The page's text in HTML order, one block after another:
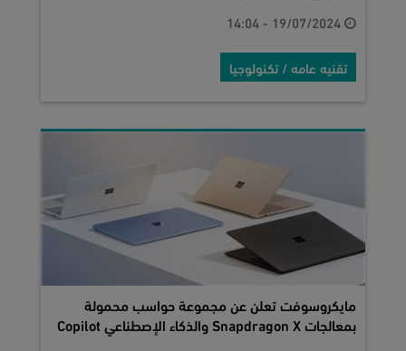
تقنيه عامه / تكنولوجيا
مايكروسوفت تعلن عن مجموعة حواسب محمولة
بمعالجات Snapdragon X والذكاء الإصطناعي Copilot